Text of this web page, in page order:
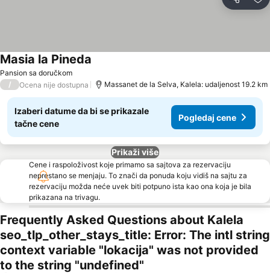
Deli
Pansion sa doručkom
Masia la Pineda
/ Ocena nije dostupna Massanet de la Selva, Kalela: udaljenost 19.2 km
Izaberi datume da bi se prikazale
tačne cene
Pogledaj cene
Prikaži više
Cene i raspoloživost koje primamo sa sajtova za rezervaciju
neprestano se menjaju. To znači da ponuda koju vidiš na sajtu za
rezervaciju možda neće uvek biti potpuno ista kao ona koja je bila
prikazana na trivagu.
Frequently Asked Questions about Kalela
seo_tlp_other_stays_title: Error: The intl string
context variable "lokacija" was not provided
to the string "undefined"